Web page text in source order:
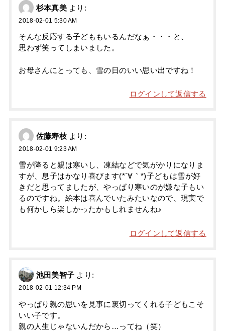
杉本真美 より:
2018-02-01 5:30 AM
そんな反応する子どももいるんだなぁ・・・と、
思わず笑ってしまいました。
お母さんにとっても、雪の日のいい思い出ですね！
ログインして返信する
佐藤寿枝 より:
2018-02-01 9:23 AM
雪が降ると親は寒いし、凍結などで気がかりになりま
すが、息子はかなり喜びます(*´∀｀*)子どもは雪が好
きだと思ってましたが、やっぱり寒いのが嫌な子もい
るのですね。絵本は喜んでいたみたいなので、現実で
も何かしら楽しかったかもしれませんね♪
ログインして返信する
池田美智子 より:
2018-02-01 12:34 PM
やっぱり親の思いを見事に裏切ってくれる子どもこそ
いい子です。
親の人生じゃないんだから…ってね（笑）